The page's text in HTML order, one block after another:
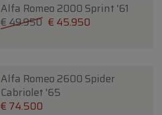
Alfa Romeo 2000 Sprint '61
€ 49.950 € 45.950
Alfa Romeo 2600 Spider
Cabriolet '65
€ 74.500